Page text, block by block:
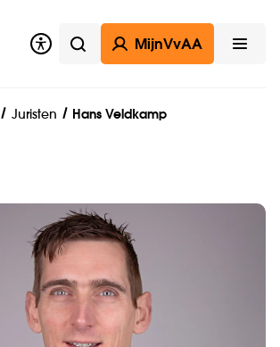
Zoeken
MijnVvAA
VvAA Legal
Juristen Hans Veldkamp